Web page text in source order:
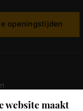
website maakt
openingstijden